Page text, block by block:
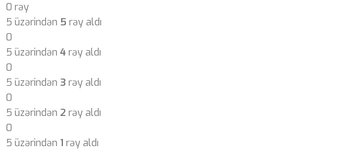
0 rəy
5 üzərindən 5 rəy aldı
0
5 üzərindən 4rəy aldı
0
5 üzərindən 3 rəy aldı
0
5 üzərindən 2 rəy aldı
0
5 üzərindən 1 rəy aldı